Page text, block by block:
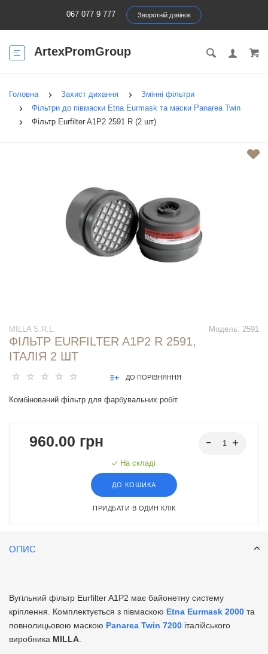
067 077 9 777 Зворотній дзвінок
ArtexPromGroup
Головна Захист дихання
Змінні фільтри
Фільтри до півмаски Etna Eurmask та маски Panarea Twin
Фільтр Eurfilter A1P2 2591 R (2 шт)
Модель: 2591
MILLA S.R.L.
ФІЛЬТР EURFILTER A1P2 R 2591,
ІТАЛІЯ 2 ШТ
ДО ПОРІВНЯННЯ
Комбінований фільтр для фарбувальних робіт.
960.00 грн
На складі
ДО КОШИКА
ПРИДБАТИ В ОДИН КЛІК
ОПИС
Вугільний фільтр Eurfilter A1P2 має байонетну систему
кріплення. Комплектується з півмаскою Etna Eurmask 2000 та
повнолицьовою маскою Panarea Twin 7200 італійського
виробника MILLA